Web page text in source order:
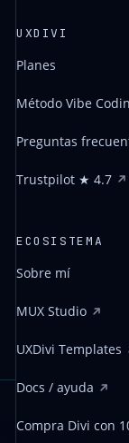
UXDIVI
Planes
Método Vibe
Preguntas
Trustpilot ★ 4.7
ECOSISTEMA
Sobre mí
MUX Studio
UXDivi Templates
Docs / ayuda
Compra Divi con